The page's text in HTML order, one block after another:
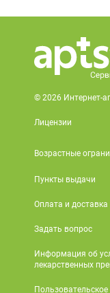
© 2026 Интернет-
Лицензии
Возрастные
Пункты выдачи
Оплата и доставка
Задать вопрос
Информация об
лекарственных